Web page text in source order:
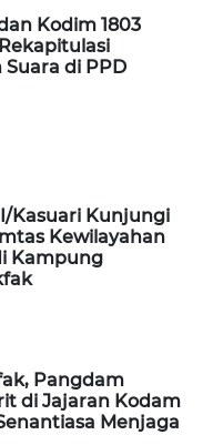
Kodim 1803
di PPD
Kasuari Kunjungi
Kewilayahan
Kampung
Pangdam
di Jajaran Kodam
Menjaga